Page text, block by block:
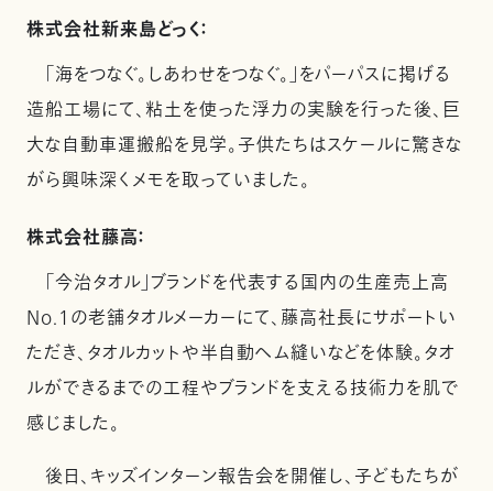
株式会社新来島どっく：
「海をつなぐ。しあわせをつなぐ。」をパーパスに掲げる
造船工場にて、粘土を使った浮力の実験を行った後、巨
大な自動車運搬船を見学。子供たちはスケールに驚きな
がら興味深くメモを取っていました。
株式会社藤高：
｢今治タオル｣ブランドを代表する国内の生産売上高
No.1の老舗タオルメーカーにて、藤高社長にサポートい
ただき、タオルカットや半自動ヘム縫いなどを体験。タオ
ルができるまでの工程やブランドを支える技術力を肌で
感じました。
後日、キッズインターン報告会を開催し、子どもたちが